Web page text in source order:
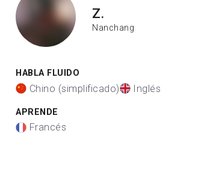
Z.
Nanchang
HABLA FLUIDO
Chino (simplificado) Inglés
APRENDE
Francés